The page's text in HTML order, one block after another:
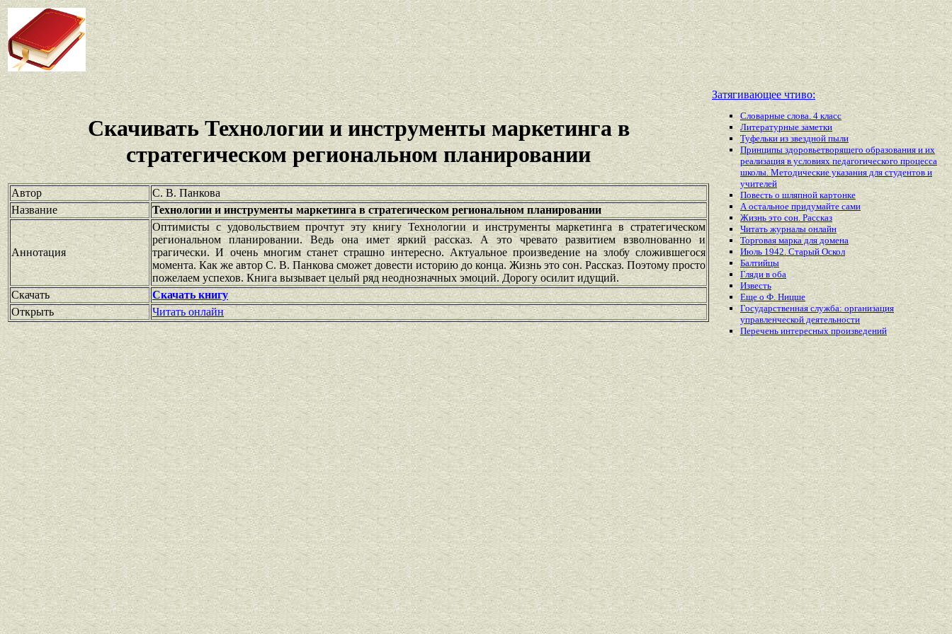
Скачивать Технологии и инструменты маркетинга в
стратегическом региональном планировании
Автор
С. В. Панкова
Название
Технологии и инструменты маркетинга в стратегическом региональном планировании
Аннотация
Оптимисты с удовольствием прочтут эту книгу Технологии и инструменты маркетинга в стратегическом
региональном планировании. Ведь она имет яркий рассказ. А это чревато развитием взволнованно и
трагически. И очень многим станет страшно интересно. Актуальное произведение на злобу сложившегося
момента. Как же автор С. В. Панкова сможет довести историю до конца. Жизнь это сон. Рассказ. Поэтому просто
пожелаем успехов. Книга вызывает целый ряд неоднозначных эмоций. Дорогу осилит идущий.
Скачать
Скачать книгу
Открыть
Читать онлайн
Затягивающее чтиво:
Словарные слова. 4 класс
Литературные заметки
Туфельки из звездной пыли
Принципы здоровьетворящего образования и их
реализация в условиях педагогического процесса
школы. Методические указания для студентов и
учителей
Повесть о шляпной картонке
А остальное придумайте сами
Жизнь это сон. Рассказ
Читать журналы онлайн
Торговая марка для домена
Июль 1942. Старый Оскол
Балтийцы
Гляди в оба
Известь
Еще о Ф. Ницше
Государственная служба: организация
управленческой деятельности
Перечень интересныхпроизведений